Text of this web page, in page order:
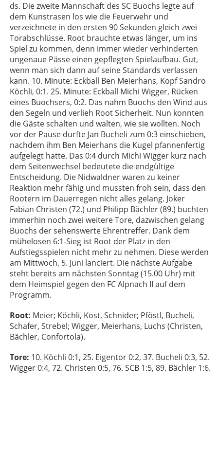
ds. Die zweite Mannschaft des SC Buochs legte auf
dem Kunstrasen los wie die Feuerwehr und
verzeichnete in den ersten 90 Sekunden gleich zwei
Torabschlüsse. Root brauchte etwas länger, um ins
Spiel zu kommen, denn immer wieder verhinderten
ungenaue Pässe einen gepflegten Spielaufbau. Gut,
wenn man sich dann auf seine Standards verlassen
kann. 10. Minute: Eckball Ben Meierhans, Kopf Sandro
Köchli, 0:1. 25. Minute: Eckball Michi Wigger, Rücken
eines Buochsers, 0:2. Das nahm Buochs den Wind aus
den Segeln und verlieh Root Sicherheit. Nun konnten
die Gäste schalten und walten, wie sie wollten. Noch
vor der Pause durfte Jan Bucheli zum 0:3 einschieben,
nachdem ihm Ben Meierhans die Kugel pfannenfertig
aufgelegt hatte. Das 0:4 durch Michi Wigger kurz nach
dem Seitenwechsel bedeutete die endgültige
Entscheidung. Die Nidwaldner waren zu keiner
Reaktion mehr fähig und mussten froh sein, dass den
Rootern im Dauerregen nicht alles gelang. Joker
Fabian Christen (72.) und Philipp Bächler (89.) buchten
immerhin noch zwei weitere Tore, dazwischen gelang
Buochs der sehenswerte Ehrentreffer. Dank dem
mühelosen 6:1-Sieg ist Root der Platz in den
Aufstiegsspielen nicht mehr zu nehmen. Diese werden
am Mittwoch, 5. Juni lanciert. Die nächste Aufgabe
steht bereits am nächsten Sonntag (15.00 Uhr) mit
dem Heimspiel gegen den FC Alpnach II auf dem
Programm.
Root: Meier; Köchli, Kost, Schnider; Pföstl, Bucheli,
Schafer, Strebel; Wigger, Meierhans, Luchs (Christen,
Bächler, Confortola).
Tore: 10. Köchli 0:1, 25. Eigentor 0:2, 37. Bucheli 0:3, 52.
Wigger 0:4, 72. Christen 0:5, 76. SCB 1:5, 89. Bächler 1:6.